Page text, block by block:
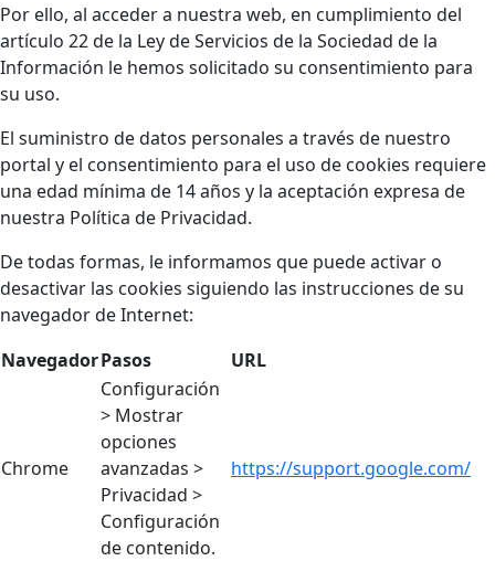
Por ello, al acceder a nuestra web, en cumplimiento del
artículo 22 de la Ley de Servicios de la Sociedad de la
Información le hemos solicitado su consentimiento para
su uso.
El suministro de datos personales a través de nuestro
portal y el consentimiento para el uso de cookies requiere
una edad mínima de 14 años y la aceptación expresa de
nuestra Política de Privacidad.
De todas formas, le informamos que puede activar o
desactivar las cookies siguiendo las instrucciones de su
navegador de Internet:
NavegadorPasos URL
Chrome
Configuración
> Mostrar
opciones
avanzadas >
Privacidad >
Configuración
de contenido.
https://support.google.com/